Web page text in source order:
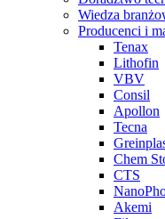
Wiedza
Producenci i
Tenax
Lithofin
VBV
Consil
Apollon
Tecna
Chem
CTS
Akemi